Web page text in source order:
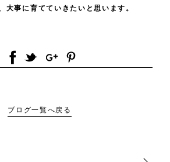
大事に育てていきたいと思います。
ブログ一覧へ戻る